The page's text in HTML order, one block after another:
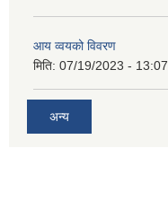
आय व्वयको विवरण
मिति: 07/19/2023 - 13:07
अन्य